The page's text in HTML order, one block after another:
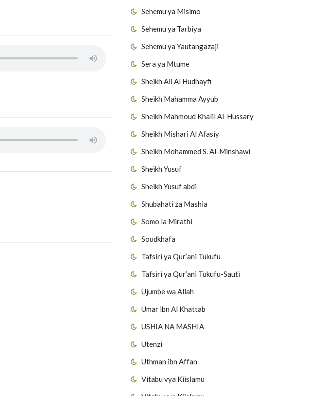
Sehemu ya Misimo
Sehemu ya Tarbiya
Sehemu ya Yautangazaji
Sera ya Mtume
Sheikh Ali Al Hudhayfi
Sheikh Mahamma Ayyub
Sheikh Mahmoud Khalil Al-Hussary
Sheikh Mishari Al Afasiy
Sheikh Mohammed S. Al-Minshawi
Sheikh Yusuf
Sheikh Yusuf abdi
Shubahati za Mashia
Somo la Mirathi
Soudkhafa
Tafsiri ya Qur’ani Tukufu
Tafsiri ya Qur’ani Tukufu-Sauti
Ujumbe wa Allah
Umar ibn Al Khattab
USHIA NA MASHIA
Utenzi
Uthman ibn Affan
Vitabu vya Kiislamu